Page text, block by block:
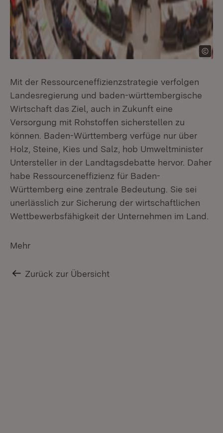
Mit der Ressourceneffizienzstrategie verfolgen
Landesregierung und baden-württembergische
Wirtschaft das Ziel, auch in Zukunft eine
Versorgung mit Rohstoffen sicherstellen zu
können. Baden-Württemberg verfüge nur über
Holz, Steine, Kies und Salz, hob Umweltminister
Untersteller in der Landtagsdebatte hervor. Daher
habe Ressourceneffizienz für Baden-
Württemberg eine zentrale Bedeutung. Sie sei
unerlässlich zur Sicherung der wirtschaftlichen
Wettbewerbsfähigkeit der Unternehmen im Land.
Mehr
Zurück zur Übersicht